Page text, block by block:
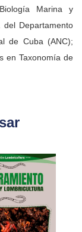
Marina y
del Departamento
de Cuba (ANC);
en Taxonomía de